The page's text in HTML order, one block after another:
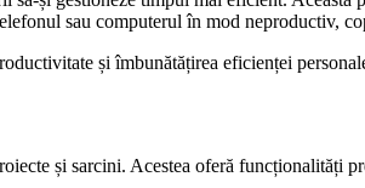
sau computerul în mod neproductiv,
și îmbunătățirea eficienței
și sarcini. Acestea oferă funcționalități